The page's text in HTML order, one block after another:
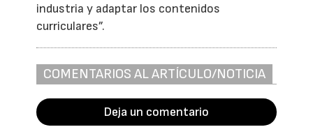
industria y adaptar los contenidos
curriculares”.
COMENTARIOS AL ARTÍCULO/NOTICIA
Deja un comentario